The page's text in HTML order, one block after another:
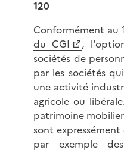
120
Conformément au
du CGI
,
sociétés de
par les sociétés
une activité
agricole ou
patrimoine
sont
par exemple